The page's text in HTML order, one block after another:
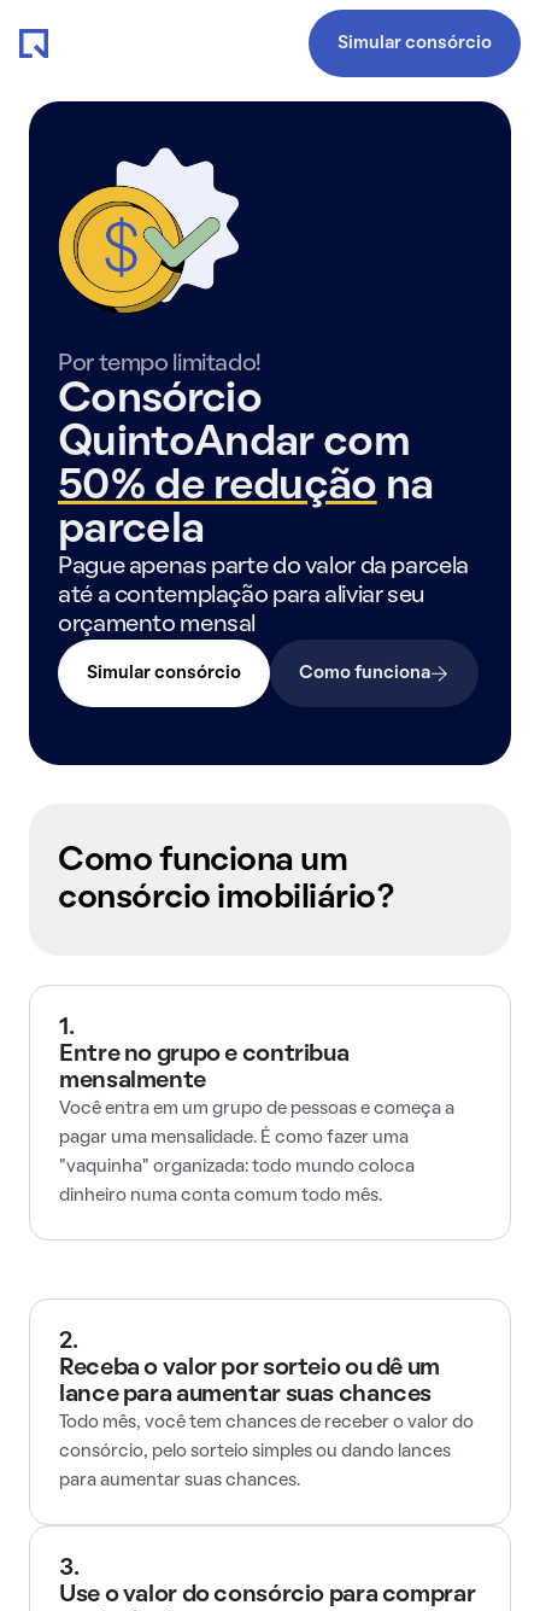
Simular consórcio
Por tempo limitado!
Consórcio
QuintoAndar com
50% de redução na
parcela
Pague apenas parte do valor da parcela
até a contemplação para aliviar seu
orçamento mensal
Simular consórcio Como funciona
Como funciona um
consórcio imobiliário?
1.
Entre no grupo e contribua
mensalmente
Você entra em um grupo de pessoas e começa a
pagar uma mensalidade. É como fazer uma
"vaquinha" organizada: todo mundo coloca
dinheiro numa conta comum todo mês.
2.
Receba o valor por sorteio ou dê um
lance para aumentar suas chances
Todo mês, você tem chances de receber o valor do
consórcio, pelo sorteio simples ou dando lances
para aumentar suas chances.
3.
Use o valor do consórcio para comprar